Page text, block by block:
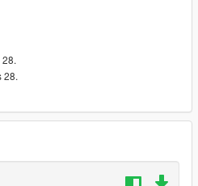
28.